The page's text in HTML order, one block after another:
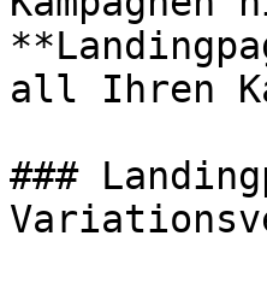
all Ihren
###